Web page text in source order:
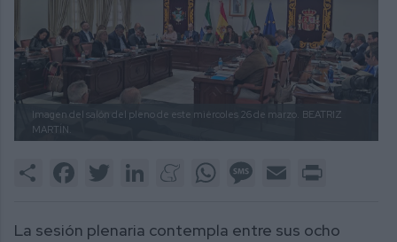
Imagen del salón del pleno de este miércoles 26 de marzo. BEATRIZ
MARTÍN.
Share FacebookTwitter LinkedInMeneameWhatsAppMessage
Email
La sesión plenaria contempla entre sus ocho